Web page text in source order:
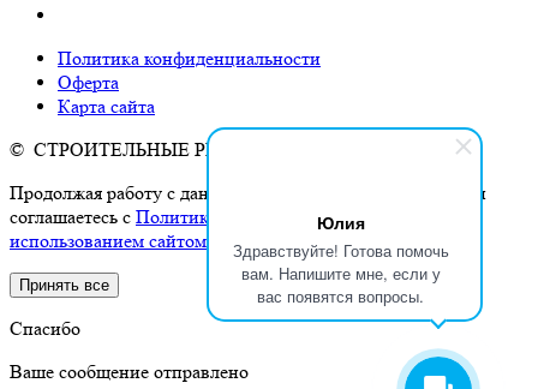
Юлия
Здравствуйте! Готова помочь
вам. Напишите мне, если у
вас появятся вопросы.
Политика конфиденциальности
Оферта
Карта сайта
© СТРОИТЕЛЬНЫЕ РЕЕСТРЫ, 2026
Продолжая работу с данным сайтом, Вы подтверждаете и
соглашаетесь с Политикой конфиденциальности и
использованием сайтом cookies и сервисов аналитики
Принять все
Спасибо
Ваше сообщение отправлено